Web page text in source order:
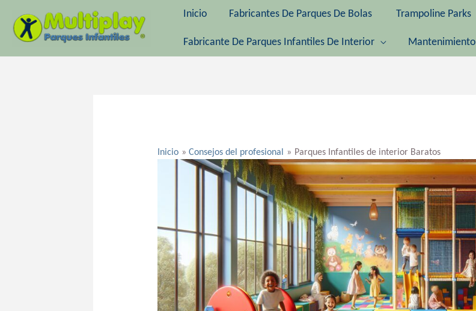
contenido
Inicio Fabricantes De Parques De Bolas Trampoline Parks
Fabricante De Parques Infantiles De Interior Mantenimiento
Inicio Consejos del profesional Parques Infantiles de interior Baratos